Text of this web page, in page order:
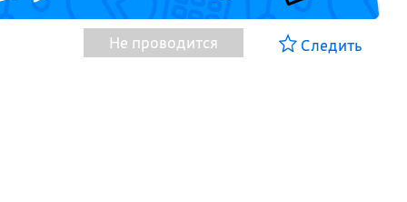
Не проводится Следить